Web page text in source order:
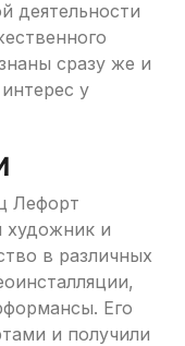
деятельности
сразу же и
у
Лефорт
художник и
в различных
Его
и получили